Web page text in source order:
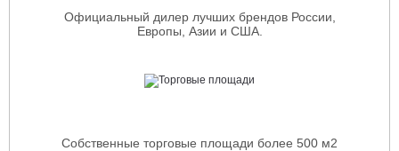
Официальный дилер лучших брендов России,
Европы, Азии и США.
Собственные торговые площади более 500 м2